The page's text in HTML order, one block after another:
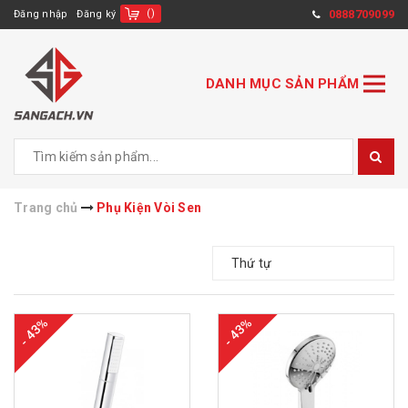
Đăng nhập Đăng ký () 0888709099
DANH MỤC SẢN PHẨM
Trang chủ Phụ Kiện Vòi Sen
Thứ tự
- 43% - 43%